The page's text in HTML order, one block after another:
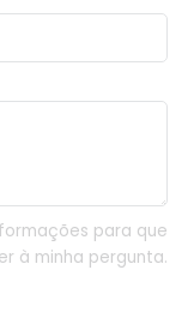
para que
à minha pergunta.